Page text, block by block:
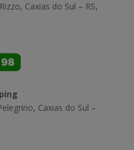
Caxias do Sul – RS,
Caxias do Sul –